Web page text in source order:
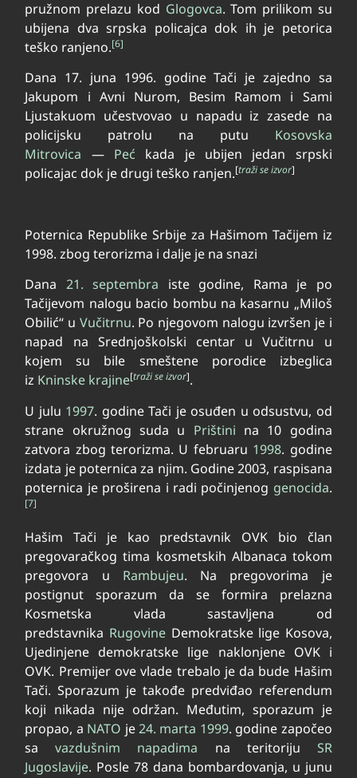
pružnom prelazu kod Glogovca. Tom prilikom su
ubijena dva srpska policajca dok ih je petorica
teško ranjeno.[6]
Dana 17. juna 1996. godine Tači je zajedno sa
Jakupom i Avni Nurom, Besim Ramom i Sami
Ljustakuom učestvovao u napadu iz zasede na
policijsku patrolu na putu Kosovska
Mitrovica — Peć kada je ubijen jedan srpski
policajac dok je drugi teško ranjen.[traži se izvor]
Poternica Republike Srbije za Hašimom Tačijem iz
1998. zbog terorizma i dalje je na snazi
Dana 21. septembra iste godine, Rama je po
Tačijevom nalogu bacio bombu na kasarnu „Miloš
Obilić“ u Vučitrnu. Po njegovom nalogu izvršen je i
napad na Srednjoškolski centar u Vučitrnu u
kojem su bile smeštene porodice izbeglica
iz Kninske krajine[traži se izvor].
U julu 1997. godine Tači je osuđen u odsustvu, od
strane okružnog suda u Prištini na 10 godina
zatvora zbog terorizma. U februaru 1998. godine
izdata je poternica za njim. Godine 2003, raspisana
poternica je proširena i radi počinjenog genocida.
[7]
Hašim Tači je kao predstavnik OVK bio član
pregovaračkog tima kosmetskih Albanaca tokom
pregovora u Rambujeu. Na pregovorima je
postignut sporazum da se formira prelazna
Kosmetska vlada sastavljena od
predstavnika RugovineDemokratske lige Kosova,
Ujedinjene demokratske lige naklonjene OVK i
OVK. Premijer ove vlade trebalo je da bude Hašim
Tači. Sporazum je takođe predviđao referendum
koji nikada nije održan. Međutim, sporazum je
propao, a NATO je24. marta 1999. godine započeo
savazdušnim napadima na teritoriju SR
Jugoslavije. Posle 78 dana bombardovanja, u junu